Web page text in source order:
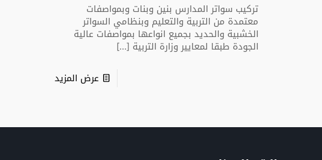
تركيب سواتر المدارس بنين وبنات وبمواصفات
معتمدة من التربية والتعليم وبنظامي السواتر
الخشبية والحديد بجميع انواعها بمواصفات عالية
الجودة طبقا لمعايير وزارة التربية […]
عرض المزيد